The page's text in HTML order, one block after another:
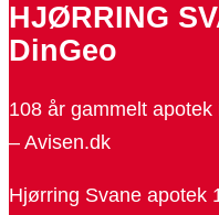
HJØRRING
DinGeo
108 år gammelt
– Avisen.dk
Hjørring Svane apotek